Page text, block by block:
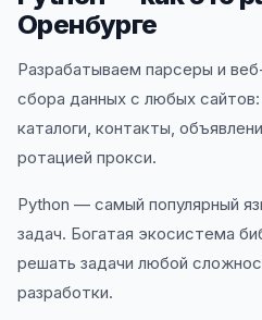
Оренбурге
Разрабатываем парсеры и
сбора данных с любых
каталоги, контакты,
ротацией прокси.
Python — самый популярный
задач. Богатая экосистема
решать задачи любой
разработки.